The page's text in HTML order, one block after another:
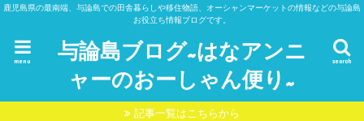
鹿児島県の最南端、与論島での田舎暮らしや移住物語、オーシャンマーケットの情報などの与論島
お役立ち情報ブログです。
与論島ブログ~はなアンニ
ャーのおーしゃん便り~
search
menu
記事一覧はこちらから